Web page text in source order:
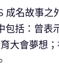
成名故事
包括：曾
大會夢想